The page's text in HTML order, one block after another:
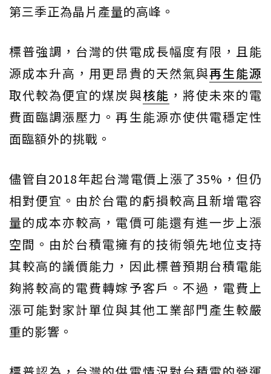
第三季正為晶片產量的高峰。
標普強調，台灣的供電成長幅度有限，且能
源成本升高，用更昂貴的天然氣與再生能源
取代較為便宜的煤炭與核能 ，將使未來的電
費面臨調漲壓力。再生能源亦使供電穩定性
面臨額外的挑戰。
儘管自2018年起台灣電價上漲了35%，但仍
相對便宜。由於台電的虧損較高且新增電容
量的成本亦較高，電價可能還有進一步上漲
空間。由於台積電擁有的技術領先地位支持
其較高的議價能力，因此標普預期台積電能
夠將較高的電費轉嫁予客戶。不過，電費上
漲可能對家計單位與其他工業部門產生較嚴
重的影響。